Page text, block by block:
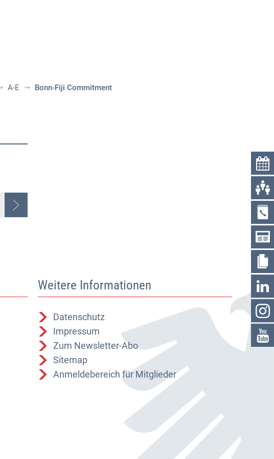
A-E Bonn-Fiji Commitment
Weitere Informationen
Datenschutz
Impressum
Zum Newsletter-Abo
Sitemap
Anmeldebereich für Mitglieder